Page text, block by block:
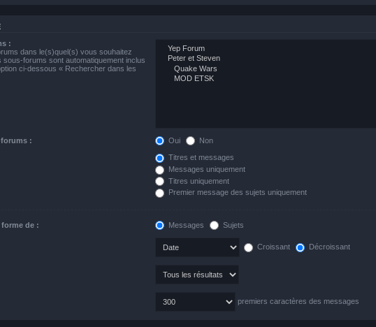
:
dans le(s)quel(s) vous souhaitez
forums sont automatiquement inclus
ci-dessous « Rechercher dans les
: Oui Non
Titres et messages
Messages uniquement
Titres uniquement
Premier message des sujets uniquement
de : Messages Sujets
Croissant Décroissant
premiers caractères des messages